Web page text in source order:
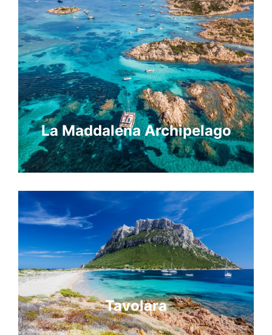
La Maddalena Archipelago
Tavolara